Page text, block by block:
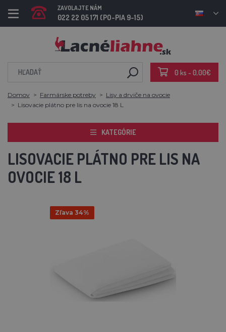
ZAVOLAJTE NÁM
022 22 05 171 (PO-PIA 9-15)
0 ks - 0,00€
Domov Farmárske potreby
Lisy a drviče na ovocie
Lisovacie plátno pre lis na ovocie 18 L
KATEGÓRIE
LISOVACIE PLÁTNO PRE LIS NA
OVOCIE 18 L
Zľava 34%